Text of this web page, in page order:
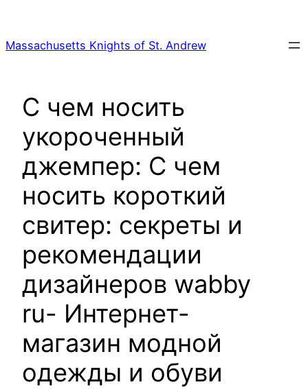
content
Massachusetts Knights of St. Andrew
С чем носить
укороченный
джемпер: С чем
носить короткий
свитер: секреты и
рекомендации
дизайнеров wabby
ru- Интернет-
магазин модной
одежды и обуви